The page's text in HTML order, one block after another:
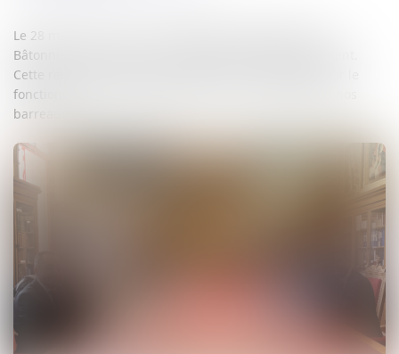
Le 28 mars 2025, à la Cour d’Appel de Montpellier, les
Bâtonniers du ressort ont rencontré le Premier Président.
Cette réunion a permis une discussion constructive sur le
fonctionnement des juridictions et sur la situation de nos
barreaux.